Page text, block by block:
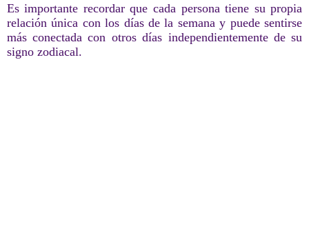
Es importante recordar que cada persona tiene su propia
relación única con los días de la semana y puede sentirse
más conectada con otros días independientemente de su
signo zodiacal.